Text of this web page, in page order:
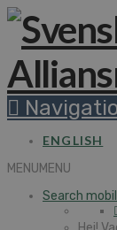
ENGLISH
MENUMENU
Search